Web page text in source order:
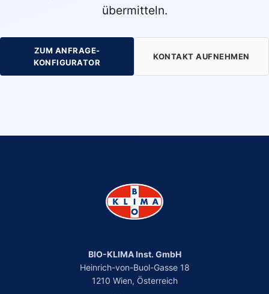
übermitteln.
ZUM ANFRAGE-
KONFIGURATOR
KONTAKT AUFNEHMEN
BIO-KLIMA Inst. GmbH
Heinrich-von-Buol-Gasse 18
1210 Wien, Österreich